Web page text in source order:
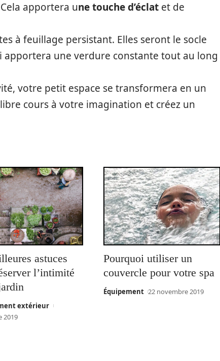
apportera une touche d’éclat et de
à feuillage persistant. Elles seront le socle
une verdure constante tout au long
votre petit espace se transformera en un
cours à votre imagination et créez un
astuces
l’intimité
extérieur
2019
Pourquoi utiliser un
couvercle pour votre spa
Équipement 22 novembre 2019